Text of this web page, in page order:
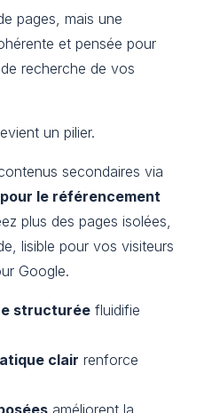
pages, mais une
et pensée pour
recherche de vos
un pilier.
secondaires via
le référencement
plus des pages isolées,
lisible pour vos visiteurs
Google.
structuréefluidifie
clair renforce